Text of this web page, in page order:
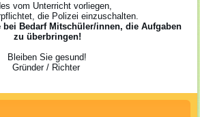
vom Unterricht vorliegen,
die Polizei einzuschalten.
bei Bedarf Mitschüler/innen, die Aufgaben
zu überbringen!
Bleiben Sie gesund!
Gründer / Richter